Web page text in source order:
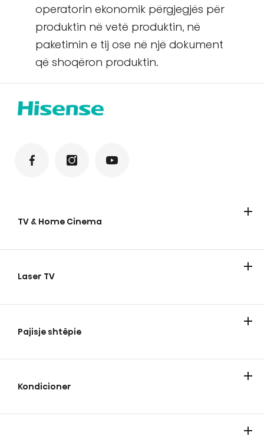
operatorin ekonomik përgjegjës për
produktin në vetë produktin, në
paketimin e tij ose në një dokument
që shoqëron produktin.
TV & Home Cinema
Laser TV
Pajisje shtëpie
Kondicioner